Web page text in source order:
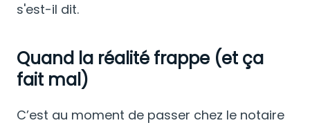
s'est-il dit.
Quand la réalité frappe (et ça
fait mal)
C’est au moment de passer chez le notaire